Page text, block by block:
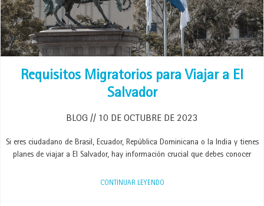
Requisitos Migratorios para Viajar a El
Salvador
BLOG 10 DE OCTUBRE DE 2023
Si eres ciudadano de Brasil, Ecuador, República Dominicana o la India y tienes
planes de viajar a El Salvador, hay información crucial que debes conocer
CONTINUAR LEYENDO